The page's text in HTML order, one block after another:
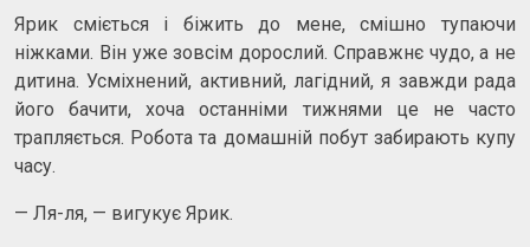
Ярик сміється і біжить до мене, смішно тупаючи
ніжками. Він уже зовсім дорослий. Справжнє чудо, а не
дитина. Усміхнений, активний, лагідний, я завжди рада
його бачити, хоча останніми тижнями це не часто
трапляється. Робота та домашній побут забирають купу
часу.
— Ля-ля, — вигукує Ярик.